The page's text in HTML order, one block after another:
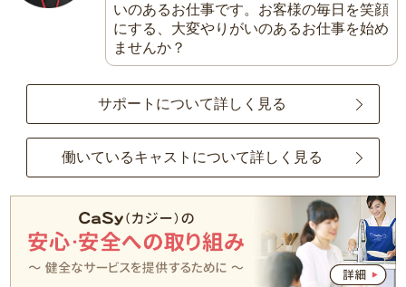
いのあるお仕事です。お客様の毎日を笑顔
にする、大変やりがいのあるお仕事を始め
ませんか？
サポートについて詳しく見る
働いているキャストについて詳しく見る